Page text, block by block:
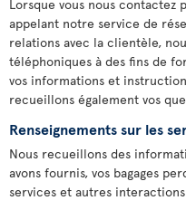
Lorsque vous nous contactez
appelant notre service de
relations avec la clientèle,
téléphoniques à des fins de
vos informations et
recueillons également vos
Renseignements sur les
Nous recueillons des
avons fournis, vos bagages
services et autres interactions